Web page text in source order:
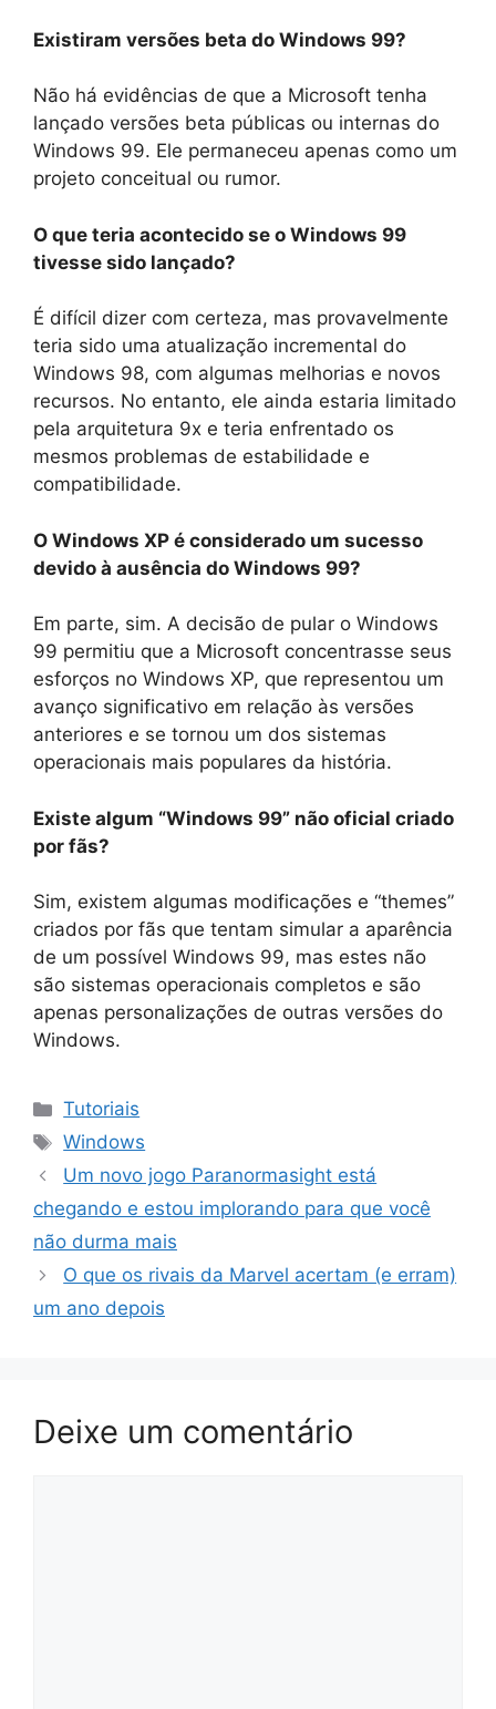
Existiram versões beta do Windows 99?
Não há evidências de que a Microsoft tenha
lançado versões beta públicas ou internas do
Windows 99. Ele permaneceu apenas como um
projeto conceitual ou rumor.
O que teria acontecido se o Windows 99
tivesse sido lançado?
É difícil dizer com certeza, mas provavelmente
teria sido uma atualização incremental do
Windows 98, com algumas melhorias e novos
recursos. No entanto, ele ainda estaria limitado
pela arquitetura 9x e teria enfrentado os
mesmos problemas de estabilidade e
compatibilidade.
O Windows XP é considerado um sucesso
devido à ausência do Windows 99?
Em parte, sim. A decisão de pular o Windows
99 permitiu que a Microsoft concentrasse seus
esforços no Windows XP, que representou um
avanço significativo em relação às versões
anteriores e se tornou um dos sistemas
operacionais mais populares da história.
Existe algum “Windows 99” não oficial criado
por fãs?
Sim, existem algumas modificações e “themes”
criados por fãs que tentam simular a aparência
de um possível Windows 99, mas estes não
são sistemas operacionais completos e são
apenas personalizações de outras versões do
Windows.
Categorias
Tutoriais
Tags
Windows
Um novo jogo Paranormasight está
chegando e estou implorando para que você
não durma mais
O que os rivais da Marvel acertam (e erram)
um ano depois
Deixe um comentário